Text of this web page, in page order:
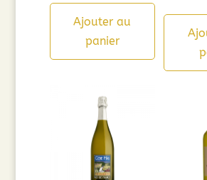
Ajouter au
panier